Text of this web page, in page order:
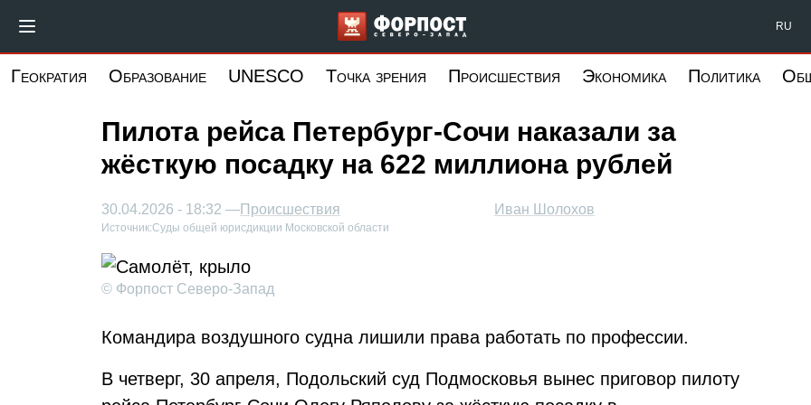
основному
Форпост Северо-Запад RU
Геократия Образование UNESCO Точка зрения Происшествия Экономика Политика
Пилота рейса Петербург-Сочи наказали за
жёсткую посадку на 622 миллиона рублей
Иван Шолохов
30.04.2026 - 18:32 —Происшествия
Источник:Суды общей юрисдикции Московской области
© Форпост Северо-Запад
Командира воздушного судна лишили права работать по профессии.
В четверг, 30 апреля, Подольский суд Подмосковья вынес приговор пилоту